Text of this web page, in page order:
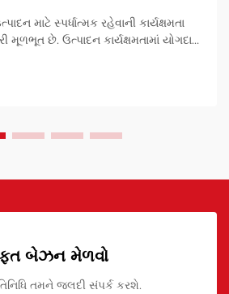
માટે સ્પર્ધાત્મક રહેવાની કાર્યક્ષમતા
મૂળભૂત છે. ઉત્પાદન કાર્યક્ષમતામાં યોગદાન
બેઝન મેળવો
તમને જલદી સંપર્ક કરશે.